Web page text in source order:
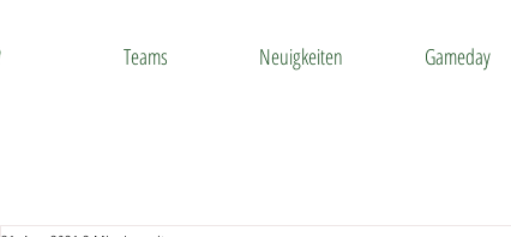
Teams Neuigkeiten Gameday